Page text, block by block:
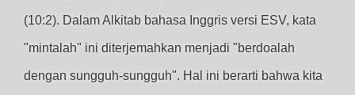
(10:2). Dalam Alkitab bahasa Inggris versi ESV, kata
"mintalah" ini diterjemahkan menjadi "berdoalah
dengan sungguh-sungguh". Hal ini berarti bahwa kita